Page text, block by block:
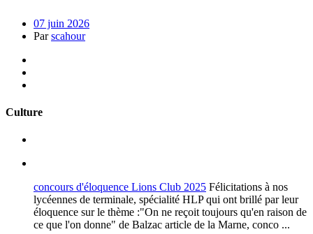
07 juin 2026
Parscahour
Culture
concours d'éloquence Lions Club 2025 Félicitations à nos
lycéennes de terminale, spécialité HLP qui ont brillé par leur
éloquence sur le thème :"On ne reçoit toujours qu'en raison de
ce que l'on donne" de Balzac article de la Marne, conco ...